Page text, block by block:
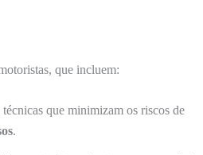
que incluem:
que minimizam os riscos de
.